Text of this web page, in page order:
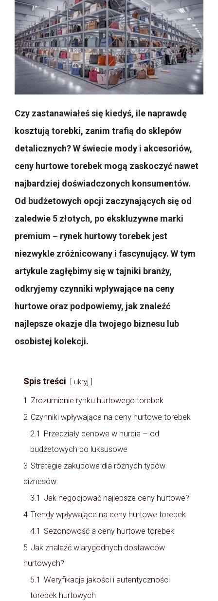
Czy zastanawiałeś się kiedyś, ile naprawdę
kosztują torebki, zanim trafią do sklepów
detalicznych? W świecie mody i akcesoriów,
ceny hurtowe torebek mogą zaskoczyć nawet
najbardziej doświadczonych konsumentów.
Od budżetowych opcji zaczynających się od
zaledwie 5 złotych, po ekskluzywne marki
premium – rynek hurtowy torebek jest
niezwykle zróżnicowany i fascynujący. W tym
artykule zagłębimy się w tajniki branży,
odkryjemy czynniki wpływające na ceny
hurtowe oraz podpowiemy, jak znaleźć
najlepsze okazje dla twojego biznesu lub
osobistej kolekcji.
Spis treści ukryj
1 Zrozumienie rynku hurtowego torebek
2 Czynniki wpływające na ceny hurtowe torebek
2.1
Przedziały cenowe w hurcie – od
budżetowych po luksusowe
3 Strategie zakupowe dla różnych typów
biznesów
3.1 Jak negocjować najlepsze ceny hurtowe?
4 Trendy wpływające na ceny hurtowe torebek
4.1 Sezonowość a ceny hurtowe torebek
5 Jak znaleźć wiarygodnych dostawców
hurtowych?
5.1 Weryfikacja jakości i autentyczności
torebek hurtowych